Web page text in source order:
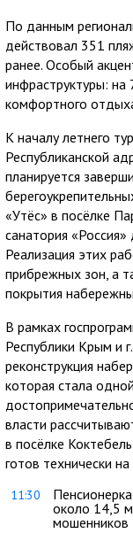
По данным
действовал 351
ранее. Особый
инфраструктуры: на
комфортного
К началу летнего
Республиканской
планируется
«Утёс» в посёлке
санатория
Реализация этих
прибрежных зон, а
покрытия
В рамках
Республики Крым и
реконструкция
которая стала
власти
в посёлке
готов технически на
11:30
около 14,5
мошенников